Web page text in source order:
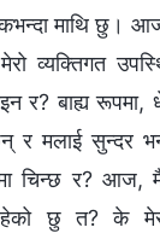
माथि छु।
व्यक्तिगत
र? बाह्य
र मलाई सुन्दर
चिन्छ र? आज,
छु त? के